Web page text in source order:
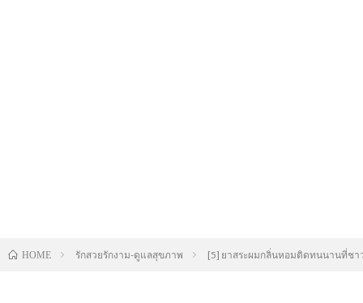
HOME รักสวยรักงาม-ดูแลสุขภาพ [5] ยาสระผมกลิ่นหอมติดทนนานที่ชา